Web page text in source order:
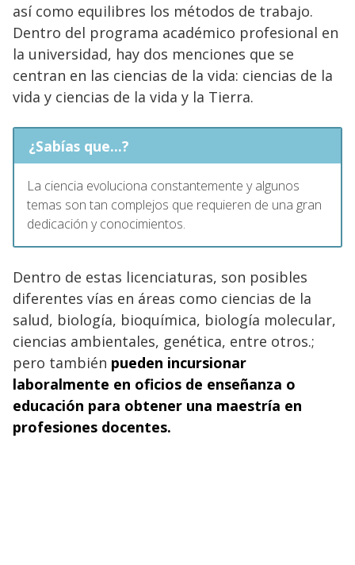
así como equilibres los métodos de trabajo.
Dentro del programa académico profesional en
la universidad, hay dos menciones que se
centran en las ciencias de la vida: ciencias de la
vida y ciencias de la vida y la Tierra.
¿Sabías que...?
La ciencia evoluciona constantemente y algunos
temas son tan complejos que requieren de una gran
dedicación y conocimientos.
Dentro de estas licenciaturas, son posibles
diferentes vías en áreas como ciencias de la
salud, biología, bioquímica, biología molecular,
ciencias ambientales, genética, entre otros.;
pero también pueden incursionar
laboralmente en oficios de enseñanza o
educación para obtener una maestría en
profesiones docentes.